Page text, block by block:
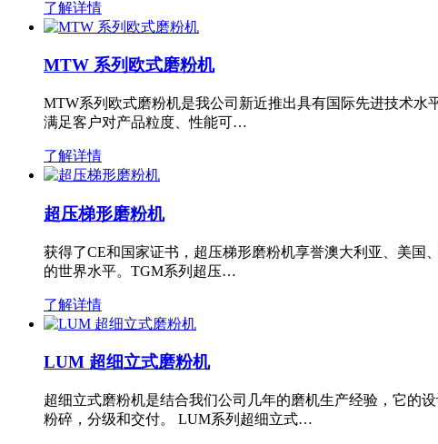
了解详情
MTW 系列欧式磨粉机
MTW系列欧式磨粉机是我公司新近推出具有国际先进技术
满足客户对产品粒度、性能可…
了解详情
超压梯形磨粉机
获得了CE和国家证书，超压梯形磨粉机享誉澳大利亚、美
的世界水平。TGM系列超压…
了解详情
LUM 超细立式磨粉机
超细立式磨粉机是结合我们公司几年的磨机生产经验，它的
粉碎，分级和交付。 LUM系列超细立式…